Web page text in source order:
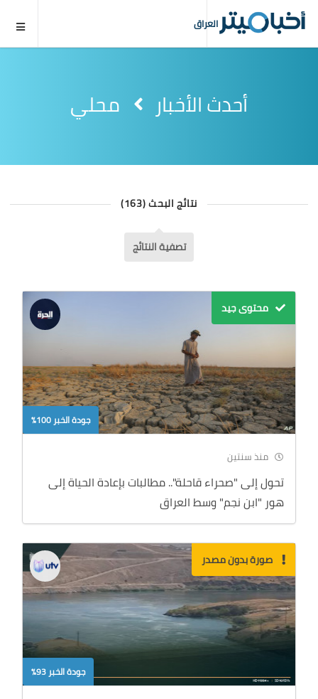
العراق
أحدث الأخبار محلي
نتائج البحث (163)
تصفية النتائج
محتوى جيد
جودة الخبر 100%
منذ سنتين
تحول إلى "صحراء قاحلة".. مطالبات بإعادة الحياة إلى
هور "ابن نجم" وسط العراق
صورة بدون مصدر
جودة الخبر 93%